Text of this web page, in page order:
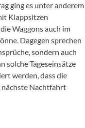
ging es unter anderem
Klappsitzen
Waggons auch im
Dagegen sprechen
sondern auch
solche Tageseinsätze
werden, dass die
Nachtfahrt